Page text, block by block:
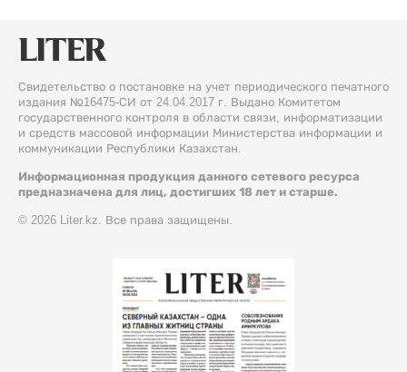
Свидетельство о постановке на учет периодического печатного
издания №16475-СИ от 24.04.2017 г. Выдано Комитетом
государственного контроля в области связи, информатизации
и средств массовой информации Министерства информации и
коммуникации Республики Казахстан.
Информационная продукция данного сетевого ресурса
предназначена для лиц, достигших 18 лет и старше.
© 2026 Liter.kz. Все права защищены.